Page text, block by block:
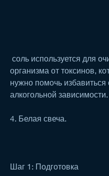
организма от токсинов,
нужно помочь избавиться
алкогольной зависимости.
4. Белая свеча.
Шаг 1: Подготовка